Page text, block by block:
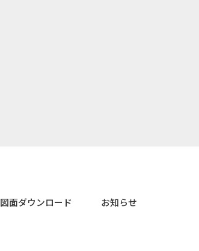
図面ダウンロード お知らせ